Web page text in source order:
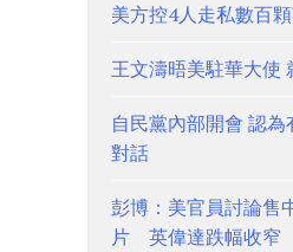
美方控4人走私數百
王文濤晤美駐華大使
自民黨內部開會 認
對話
彭博：美官員討論售
片 英偉達跌幅收窄